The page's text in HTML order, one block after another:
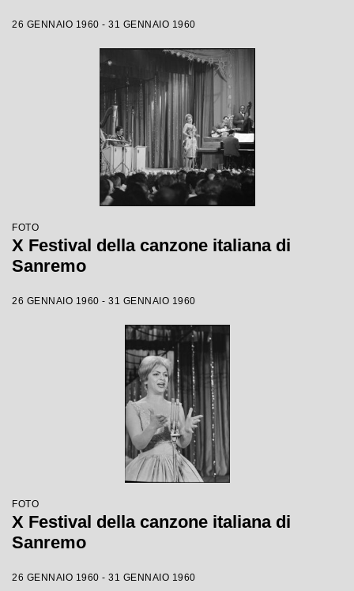
26 GENNAIO 1960 - 31 GENNAIO 1960
FOTO
X Festival della canzone italiana di
Sanremo
26 GENNAIO 1960 - 31 GENNAIO 1960
FOTO
X Festival della canzone italiana di
Sanremo
26 GENNAIO 1960 - 31 GENNAIO 1960